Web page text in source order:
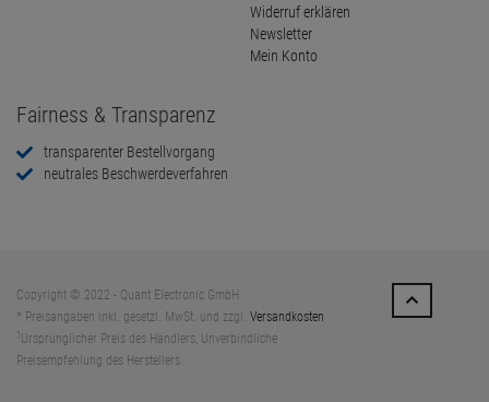
Widerruf erklären
Newsletter
Mein Konto
Fairness & Transparenz
transparenter Bestellvorgang
neutrales Beschwerdeverfahren
Copyright © 2022 - Quant Electronic GmbH
* Preisangaben inkl. gesetzl. MwSt. und zzgl. Versandkosten
Ursprünglicher Preis des Händlers, Unverbindliche
Preisempfehlung des Herstellers